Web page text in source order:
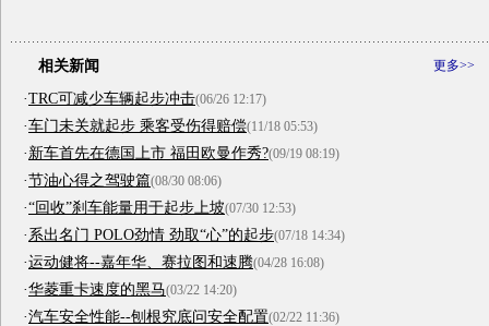
更多>>
相关新闻
·TRC可减少车辆起步冲击(06/26 12:17)
·车门未关就起步 乘客受伤得赔偿(11/18 05:53)
·新车首先在德国上市 福田欧曼作秀?(09/19 08:19)
·节油心得之驾驶篇(08/30 08:06)
·“回收”刹车能量用于起步上坡(07/30 12:53)
·系出名门 POLO劲情 劲取“心”的起步(07/18 14:34)
·运动健将--嘉年华、赛拉图和速腾(04/28 16:08)
·华菱重卡速度的黑马(03/22 14:20)
·汽车安全性能--刨根究底问安全配置(02/22 11:36)